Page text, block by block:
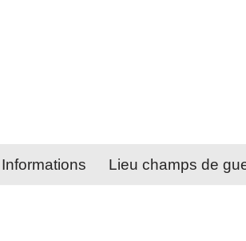
Informations Lieu champs de